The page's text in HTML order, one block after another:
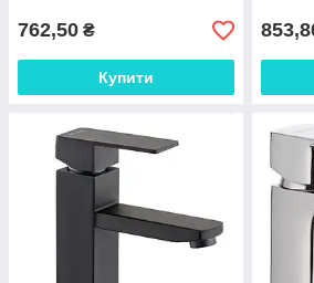
762,50 ₴
Купити